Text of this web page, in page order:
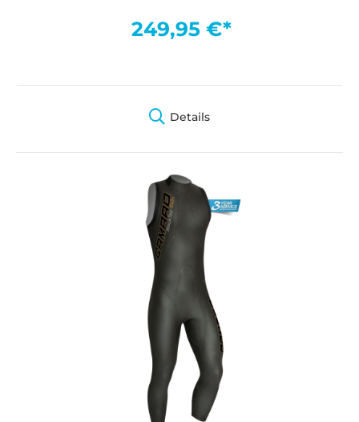
249,95 €*
Details